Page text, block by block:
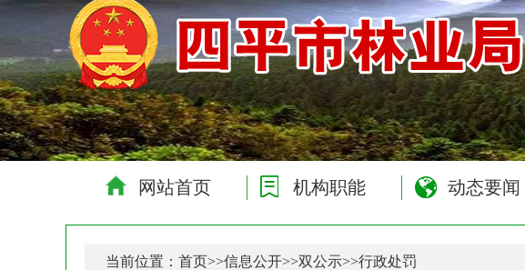
网站首页 机构职能 动态要闻
当前位置：首页>>信息公开>>双公示>>行政处罚